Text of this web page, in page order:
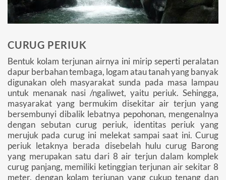
CURUG PERIUK
Bentuk kolam terjunan airnya ini mirip seperti peralatan
dapur berbahan tembaga, logam atau tanah yang banyak
digunakan oleh masyarakat sunda pada masa lampau
untuk menanak nasi /ngaliwet, yaitu periuk. Sehingga,
masyarakat yang bermukim disekitar air terjun yang
bersembunyi dibalik lebatnya pepohonan, mengenalnya
dengan sebutan curug periuk, identitas periuk yang
merujuk pada curug ini melekat sampai saat ini. Curug
periuk letaknya berada disebelah hulu curug Barong
yang merupakan satu dari 8 air terjun dalam komplek
curug panjang, memiliki ketinggian terjunan air sekitar 8
meter, dengan kolam terjunan yang cukup tenang dan